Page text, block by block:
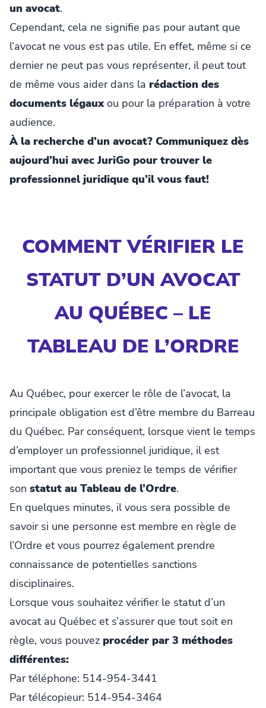
un avocat.
Cependant, cela ne signifie pas pour autant que
l’avocat ne vous est pas utile. En effet, même si ce
dernier ne peut pas vous représenter, il peut tout
de même vous aider dans la rédaction des
documents légauxou pour la préparation à votre
audience.
À la recherche d’un avocat? Communiquez dès
aujourd’hui avec JuriGo pour trouver le
professionnel juridique qu’il vous faut!
COMMENT VÉRIFIER LE
STATUT D’UN AVOCAT
AU QUÉBEC – LE
TABLEAU DE L’ORDRE
Au Québec, pour exercer le rôle de l’avocat, la
principale obligation est d’être membre du Barreau
du Québec. Par conséquent, lorsque vient le temps
d’employer un professionnel juridique, il est
important que vous preniez le temps de vérifier
son statut au Tableau de l’Ordre.
En quelques minutes, il vous sera possible de
savoir si une personne est membre en règle de
l’Ordre et vous pourrez également prendre
connaissance de potentielles sanctions
disciplinaires.
Lorsque vous souhaitez vérifier le statut d’un
avocat au Québec et s’assurer que tout soit en
règle, vous pouvez procéder par 3 méthodes
différentes:
Par téléphone: 514-954-3441
Par télécopieur: 514-954-3464